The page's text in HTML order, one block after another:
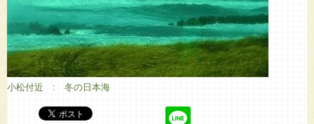
小松付近 : 冬の日本海